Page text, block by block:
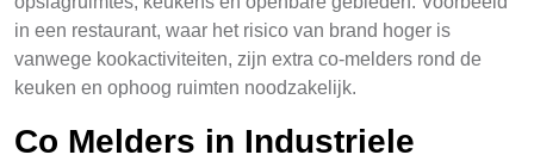
in een restaurant, waar het risico van brand hoger is
vanwege kookactiviteiten, zijn extra co-melders rond de
keuken en ophoog ruimten noodzakelijk.
Co Melders in Industriele